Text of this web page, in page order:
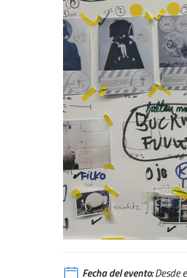
Fecha del evento:Desde